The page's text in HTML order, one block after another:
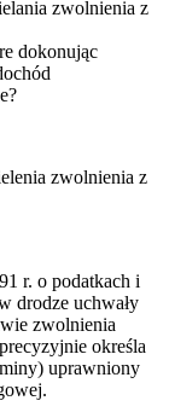
zwolnienia z
dokonując
zwolnienia z
r. o podatkach i
drodze uchwały
zwolnienia
określa
uprawniony